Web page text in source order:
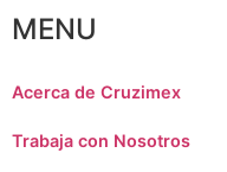
MENU
Acerca de Cruzimex
Trabaja con Nosotros